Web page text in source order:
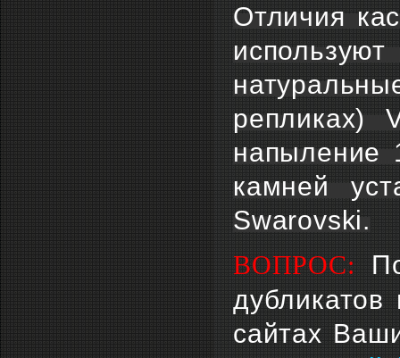
Отличия
репликах)
напыление
камней
Swarovski.
ВОПРОС:
сайтах